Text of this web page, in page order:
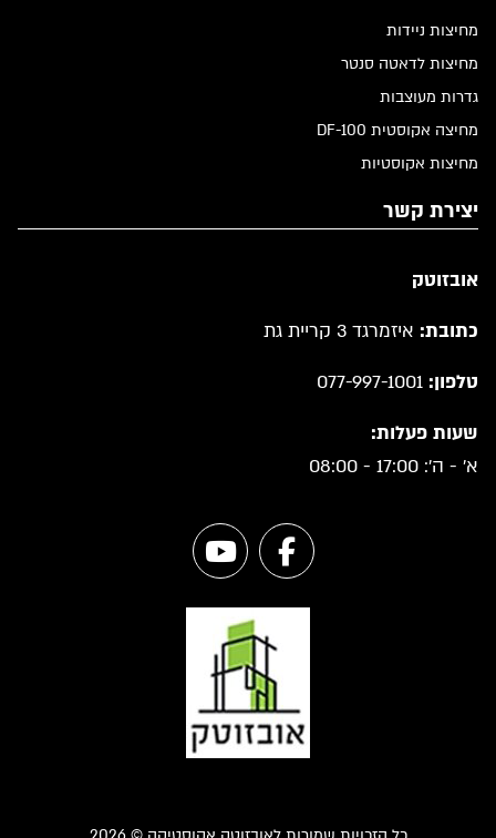
מחיצות ניידות
מחיצות לדאטה סנטר
גדרות מעוצבות
מחיצה אקוסטית DF-100
מחיצות אקוסטיות
יצירת קשר
אובזוטק
כתובת: איזמרגד 3 קריית גת
טלפון: 077-997-1001
שעות פעלות:
א' - ה': 17:00 - 08:00